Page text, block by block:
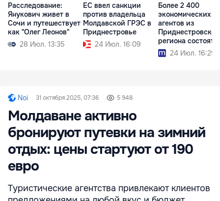
Расследование:
Янукович живет в
Сочи и путешествует
как "Олег Леонов"
28 Июл. 13:35
ЕС ввел санкции
против владельца
Молдавской ГРЭС в
Приднестровье
24 Июл. 16:09
Более 2 400
экономических
агентов из
региона состоят
учёте в АГУ
24 Июл. 16:29
Noi 31 октября 2025, 07:36 5 948
Молдаване активно
бронируют путевки на зимний
отдых: цены стартуют от 190
евро
Туристические агентства привлекают клиентов